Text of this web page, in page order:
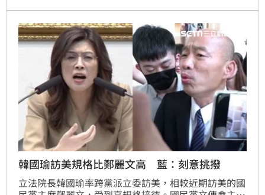
不過只是二流的「中共仿冒品」。
韓國瑜訪美規格比鄭麗文高 藍：刻意挑撥
立法院長韓國瑜率跨黨派立委訪美，相較近期訪美的國